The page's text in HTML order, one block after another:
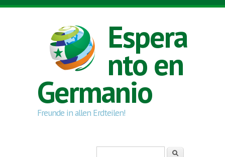
Skip to main content
Espera
nto en
Germanio
Freunde in allen Erdteilen!